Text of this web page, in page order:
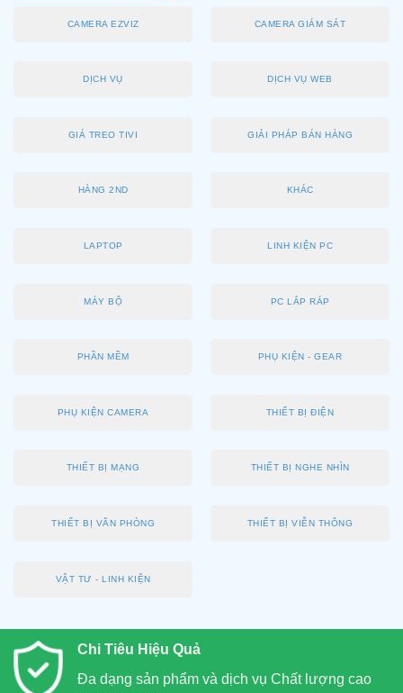
CAMERA EZVIZ CAMERA GIÁM SÁT
DỊCH VỤ DỊCH VỤ WEB
GIÁ TREO TIVI GIẢI PHÁP BÁN HÀNG
HÀNG 2ND KHÁC
LAPTOP LINH KIỆN PC
MÁY BỘ PC LẮP RÁP
PHẦN MỀM PHỤ KIỆN - GEAR
PHỤ KIỆN CAMERA THIẾT BỊ ĐIỆN
THIẾT BỊ MẠNG THIẾT BỊ NGHE NHÌN
THIẾT BỊ VĂN PHÒNG THIẾT BỊ VIỄN THÔNG
VẬT TƯ - LINH KIỆN
Chi Tiêu Hiệu Quả
Đa dạng sản phẩm và dịch vụ Chất lượng cao